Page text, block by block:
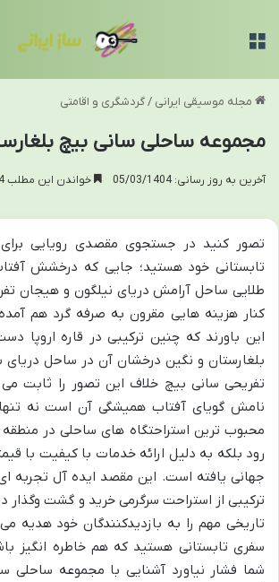
مجله موسیقی ایرانی /گردشگری و اقامتی
مجموعه ساحلی سانی بیچ
آخرین به روز رسانی: 05/03/1404 خواندن این مطلب 14 دقیقه زمان میبرد
تصور کنید در جستجوی مقصدی رویایی برای
تابستانی خود هستید؛ جایی که درخشش
طلایی ساحل آرامش دریای نیلگون و هیجان
کنار هزینه هایی مقرون به صرفه گرد هم
این باورند که چنین ترکیبی در قاره اروپا
بلغارستان و نگین درخشان آن در ساحل
تفریحی سانی بیچ خلاف این تصور را ثابت
نامش گویای آفتاب همیشگی آن است نه تنها
محبوب ترین استراحتگاه های ساحلی در
رود بلکه به دلیل ارائه خدمات با کیفیت با
جهانی یافته است. این مقصد ایده آل تجربه
ترکیبی از استراحت سرگرمی خرید و گشت وگذار
تاریخی مهم را به بازدیدکنندگان خود هدیه
سفری تابستانی هستید که هم خاطره انگیز
شما فشار نیاورد آشنایی با مجموعه ساحلی